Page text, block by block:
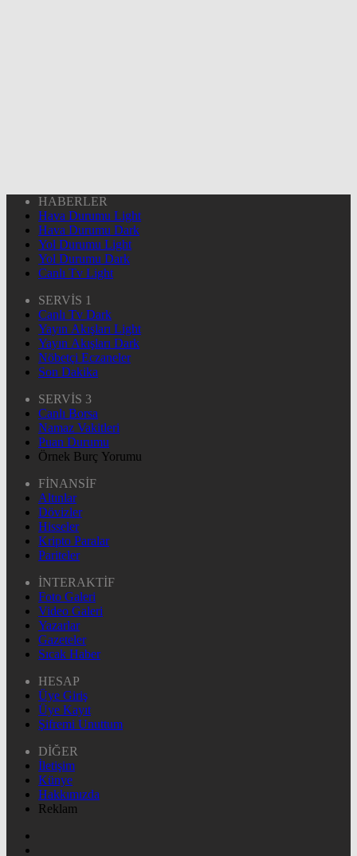
HABERLER
Hava Durumu Light
Hava Durumu Dark
Yol Durumu Light
Yol Durumu Dark
Canlı Tv Light
SERVİS 1
Canlı Tv Dark
Yayın Akışları Light
Yayın Akışları Dark
Nöbetçi Eczaneler
Son Dakika
SERVİS 3
Canlı Borsa
Namaz Vakitleri
Puan Durumu
Örnek Burç Yorumu
FİNANSİF
Altınlar
Dövizler
Hisseler
Kripto Paralar
Pariteler
İNTERAKTİF
Foto Galeri
Video Galeri
Yazarlar
Gazeteler
Sıcak Haber
HESAP
Üye Giriş
Üye Kayıt
Şifremi Unuttum
DİĞER
İletişim
Künye
Hakkımızda
Reklam